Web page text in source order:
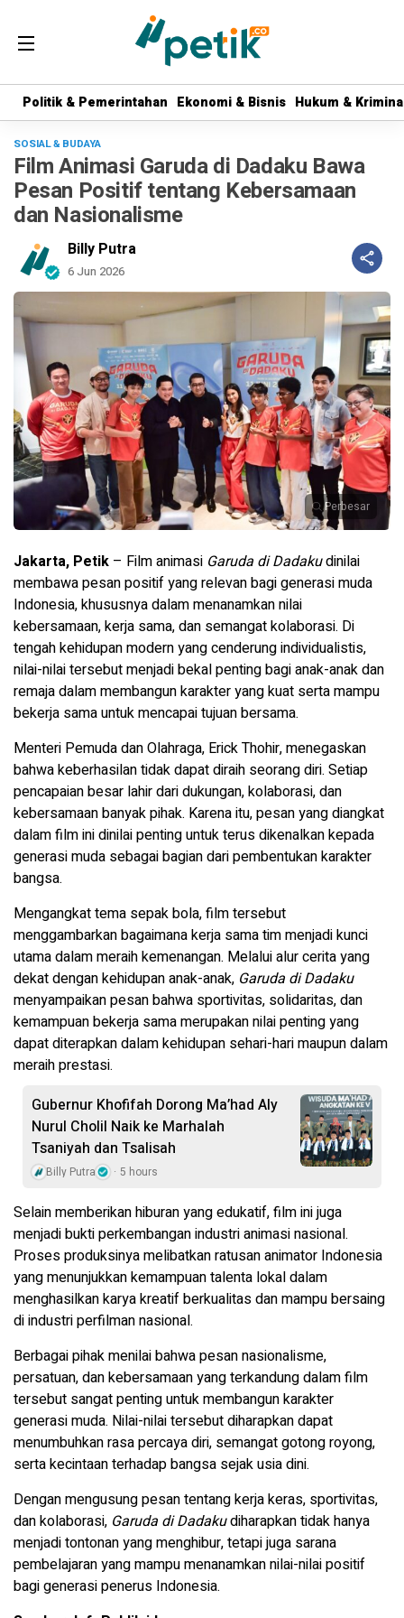
Politik & Pemerintahan Ekonomi & Bisnis Hukum &
Politik & Pemerintahan Ekonomi & Bisnis Hukum &
SOSIAL & BUDAYA
Film Animasi Garuda di Dadaku Bawa
Pesan Positif tentang Kebersamaan
dan Nasionalisme
Billy Putra
6 Jun 2026
Perbesar
Jakarta, Petik – Film animasi Garuda di Dadakudinilai
membawa pesan positif yang relevan bagi generasi muda
Indonesia, khususnya dalam menanamkan nilai
kebersamaan, kerja sama, dan semangat kolaborasi. Di
tengah kehidupan modern yang cenderung individualistis,
nilai-nilai tersebut menjadi bekal penting bagi anak-anak dan
remaja dalam membangun karakter yang kuat serta mampu
bekerja sama untuk mencapai tujuan bersama.
Menteri Pemuda dan Olahraga, Erick Thohir, menegaskan
bahwa keberhasilan tidak dapat diraih seorang diri. Setiap
pencapaian besar lahir dari dukungan, kolaborasi, dan
kebersamaan banyak pihak. Karena itu, pesan yang diangkat
dalam film ini dinilai penting untuk terus dikenalkan kepada
generasi muda sebagai bagian dari pembentukan karakter
bangsa.
Mengangkat tema sepak bola, film tersebut
menggambarkan bagaimana kerja sama tim menjadi kunci
utama dalam meraih kemenangan. Melalui alur cerita yang
dekat dengan kehidupan anak-anak, Garuda di Dadaku
menyampaikan pesan bahwa sportivitas, solidaritas, dan
kemampuan bekerja sama merupakan nilai penting yang
dapat diterapkan dalam kehidupan sehari-hari maupun dalam
meraih prestasi.
Gubernur Khofifah Dorong Ma’had Aly
Nurul Cholil Naik ke Marhalah
Tsaniyah dan Tsalisah
Billy Putra 5 hours
Selain memberikan hiburan yang edukatif, film ini juga
menjadi bukti perkembangan industri animasi nasional.
Proses produksinya melibatkan ratusan animator Indonesia
yang menunjukkan kemampuan talenta lokal dalam
menghasilkan karya kreatif berkualitas dan mampu bersaing
di industri perfilman nasional.
Berbagai pihak menilai bahwa pesan nasionalisme,
persatuan, dan kebersamaan yang terkandung dalam film
tersebut sangat penting untuk membangun karakter
generasi muda. Nilai-nilai tersebut diharapkan dapat
menumbuhkan rasa percaya diri, semangat gotong royong,
serta kecintaan terhadap bangsa sejak usia dini.
Dengan mengusung pesan tentang kerja keras, sportivitas,
dan kolaborasi, Garuda di Dadakudiharapkan tidak hanya
menjadi tontonan yang menghibur, tetapi juga sarana
pembelajaran yang mampu menanamkan nilai-nilai positif
bagi generasi penerus Indonesia.